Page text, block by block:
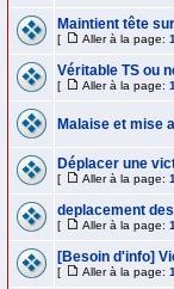
Maintient tête
[ Aller à la page: 1
Véritable TS ou
[ Aller à la page: 1
Malaise et mise
Déplacer une
[ Aller à la page: 1
deplacement
[ Aller à la page: 1
[Besoin d'info]
[ Aller à la page: 1